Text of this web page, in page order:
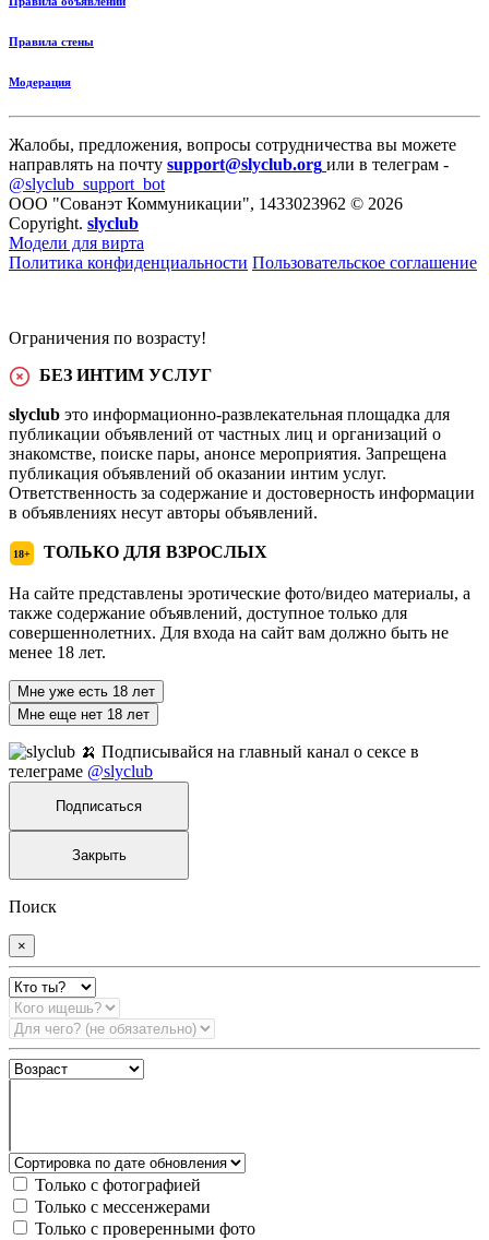
Правила стены
Модерация
Жалобы, предложения, вопросы сотрудничества вы можете
направлять на почту support@slyclub.org или в телеграм -
@slyclub_support_bot
ООО "Сованэт Коммуникации", 1433023962 © 2026
Copyright. slyclub
Модели для вирта
Политика конфиденциальности Пользовательское соглашение
Ограничения по возрасту!
БЕЗ ИНТИМ УСЛУГ
slyclub это информационно-развлекательная площадка для
публикации объявлений от частных лиц и организаций о
знакомстве, поиске пары, анонсе мероприятия. Запрещена
публикация объявлений об оказании интим услуг.
Ответственность за содержание и достоверность информации
в объявлениях несут авторы объявлений.
18+ ТОЛЬКО ДЛЯ ВЗРОСЛЫХ
На сайте представлены эротические фото/видео материалы, а
также содержание объявлений, доступное только для
совершеннолетних. Для входа на сайт вам должно быть не
менее 18 лет.
Мне уже есть 18 лет
Мне еще нет 18 лет
🍌 Подписывайся на главный канал о сексе в
телеграме @slyclub
Подписаться
Закрыть
Поиск
×
Только с фотографией
Только с мессенжерами
Только с проверенными фото